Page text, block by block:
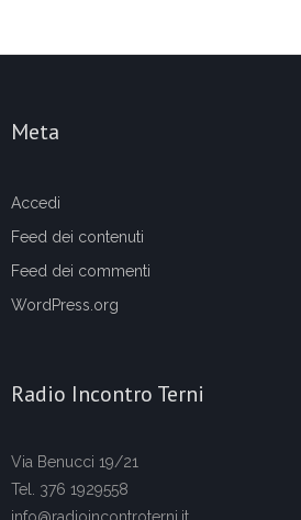
Meta
Accedi
Feed dei contenuti
Feed dei commenti
WordPress.org
Radio Incontro Terni
Via Benucci 19/21
Tel. 376 1929558